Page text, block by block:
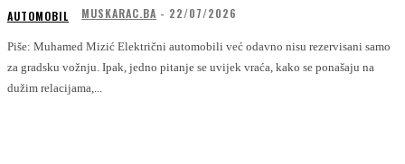
AUTOMOBIL MUSKARAC.BA - 22/07/2026
Piše: Muhamed Mizić Električni automobili već odavno nisu rezervisani samo
za gradsku vožnju. Ipak, jedno pitanje se uvijek vraća, kako se ponašaju na
dužim relacijama,...